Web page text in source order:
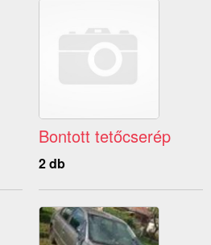
Bontott tetőcserép
2 db